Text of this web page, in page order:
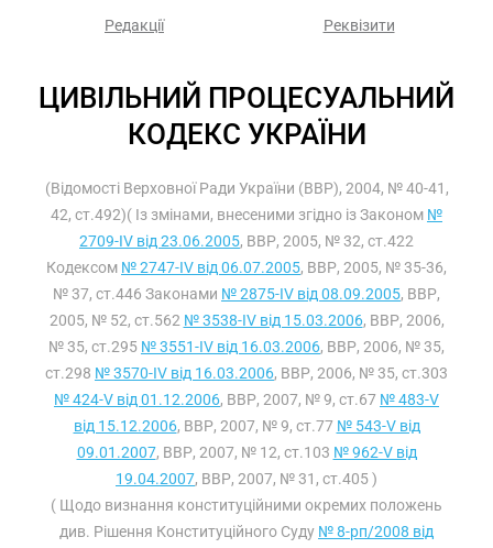
Редакції Реквізити
ЦИВІЛЬНИЙ ПРОЦЕСУАЛЬНИЙ
КОДЕКС УКРАЇНИ
(Відомості Верховної Ради України (ВВР), 2004, № 40-41,
42, ст.492)( Із змінами, внесеними згідно із Законом №
2709-IV від 23.06.2005, ВВР, 2005, № 32, ст.422
Кодексом № 2747-IV від 06.07.2005, ВВР, 2005, № 35-36,
№ 37, ст.446 Законами № 2875-IV від 08.09.2005, ВВР,
2005, № 52, ст.562 № 3538-IV від 15.03.2006, ВВР, 2006,
№ 35, ст.295 № 3551-IV від 16.03.2006, ВВР, 2006, № 35,
ст.298 № 3570-IV від 16.03.2006, ВВР, 2006, № 35, ст.303
№ 424-V від 01.12.2006, ВВР, 2007, № 9, ст.67 № 483-V
від 15.12.2006, ВВР, 2007, № 9, ст.77 № 543-V від
09.01.2007, ВВР, 2007, № 12, ст.103 № 962-V від
19.04.2007, ВВР, 2007, № 31, ст.405 )
( Щодо визнання конституційними окремих положень
див. Рішення Конституційного Суду № 8-рп/2008 від